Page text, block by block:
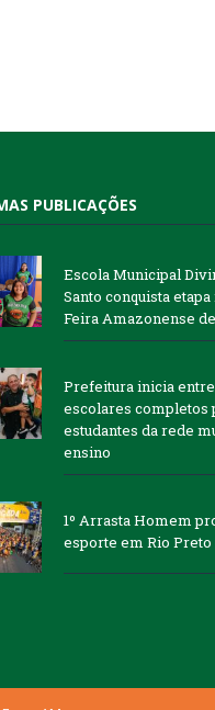
PUBLICAÇÕES
Escola Municipal
Santo conquista
Feira Amazonense
Prefeitura inicia
escolares completos
estudantes da rede
ensino
1º Arrasta Homem
esporte em Rio Preto